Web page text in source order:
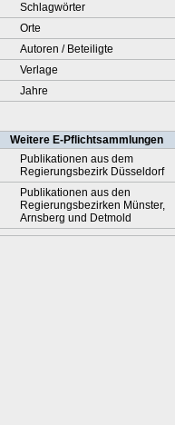
Schlagwörter
Orte
Autoren / Beteiligte
Verlage
Jahre
Weitere E-Pflichtsammlungen
Publikationen aus dem
Regierungsbezirk Düsseldorf
Publikationen aus den
Regierungsbezirken Münster,
Arnsberg und Detmold